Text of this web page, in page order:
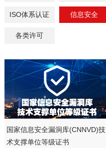
ISO体系认证 信息安全
各类许可
国家信息安全漏洞库(CNNVD)技
术支撑单位等级证书